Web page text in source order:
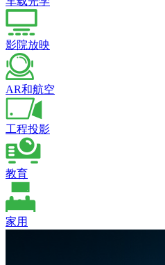
影院放映
AR和航空
工程投影
教育
家用